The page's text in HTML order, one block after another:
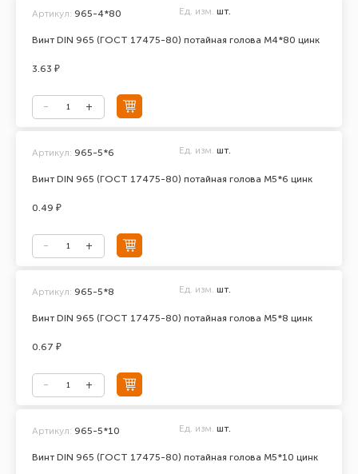
Винт DIN 965 (ГОСТ 17475-80) потайная голова М4*80 цинк
Артикул: 965-4*80 Ед. изм. шт.
3.63 ₽
Винт DIN 965 (ГОСТ 17475-80) потайная голова М5*6 цинк
Артикул: 965-5*6 Ед. изм. шт.
0.49 ₽
Винт DIN 965 (ГОСТ 17475-80) потайная голова М5*8 цинк
Артикул: 965-5*8 Ед. изм. шт.
0.67 ₽
Винт DIN 965 (ГОСТ 17475-80) потайная голова М5*10 цинк
Артикул: 965-5*10 Ед. изм. шт.